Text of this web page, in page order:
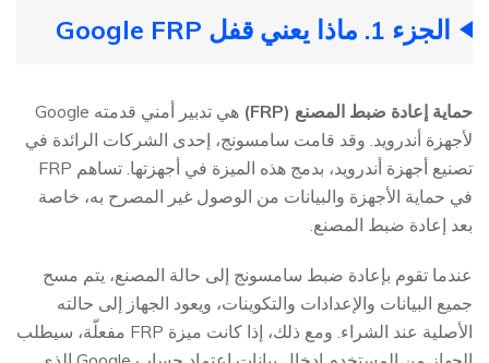
الجزء 1. ماذا يعني قفل Google FRP
حماية إعادة ضبط المصنع (FRP)
هي تدبير أمني قدمته Google
لأجهزة أندرويد. وقد قامت سامسونج، إحدى الشركات الرائدة في
تصنيع أجهزة أندرويد، بدمج هذه الميزة في أجهزتها. تساهم FRP
في حماية الأجهزة والبيانات من الوصول غير المصرح به، خاصة
بعد إعادة ضبط المصنع.
عندما تقوم بإعادة ضبط سامسونج إلى حالة المصنع، يتم مسح
جميع البيانات والإعدادات والتكوينات، ويعود الجهاز إلى حالته
الأصلية عند الشراء. ومع ذلك، إذا كانت ميزة FRP مفعلّة، سيطلب